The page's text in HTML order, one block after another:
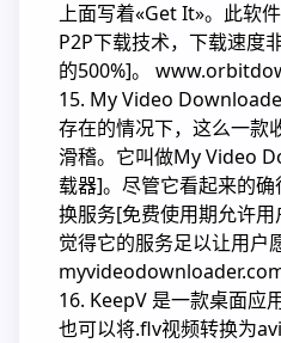
上面写着«Get It»。此软
P2P下载技术，下载速度
的500%]。
15. My Video
存在的情况下，这么一款
滑稽。它叫做My Video
载器]。尽管它看起来的
换服务[免费使用期允许
觉得它的服务足以让用户
16. KeepV 是一款桌面应
也可以将.flv视频转换为